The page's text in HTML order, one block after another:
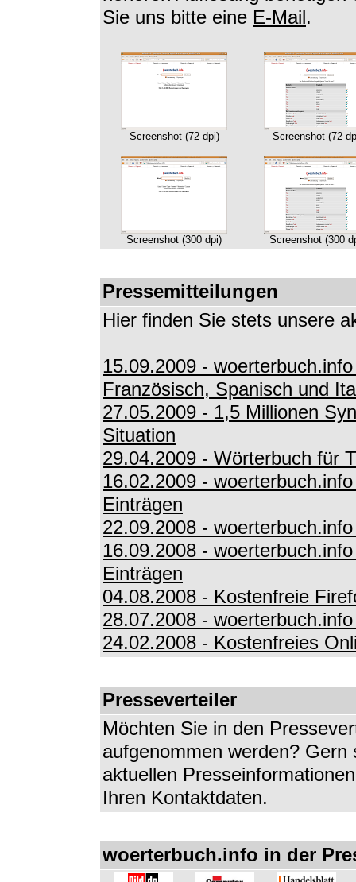
Sie uns bitte eine E-Mail.
Screenshot (72 dpi) Screenshot (72
Screenshot (300 dpi) Screenshot (300
Pressemitteilungen
Hier finden Sie stets unsere
15.09.2009 -
Französisch, Spanisch und
27.05.2009 - 1,5 Millionen
Situation
29.04.2009 - Wörterbuch für
16.02.2009 -
Einträgen
22.09.2008 -
16.09.2008 -
Einträgen
04.08.2008 - Kostenfreie
28.07.2008 -
24.02.2008 - Kostenfreies
Presseverteiler
Möchten Sie in den
aufgenommen werden?
aktuellen
Ihren Kontaktdaten.
woerterbuch.info in der